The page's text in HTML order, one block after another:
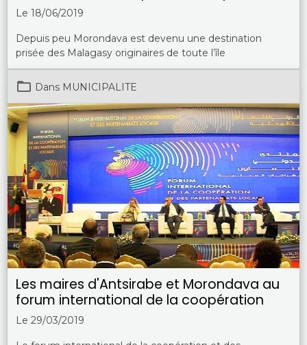
Le 18/06/2019
Depuis peu Morondava est devenu une destination
prisée des Malagasy originaires de toute l’île
Dans MUNICIPALITE
Les maires d'Antsirabe et Morondava au
forum international de la coopération
Le 29/03/2019